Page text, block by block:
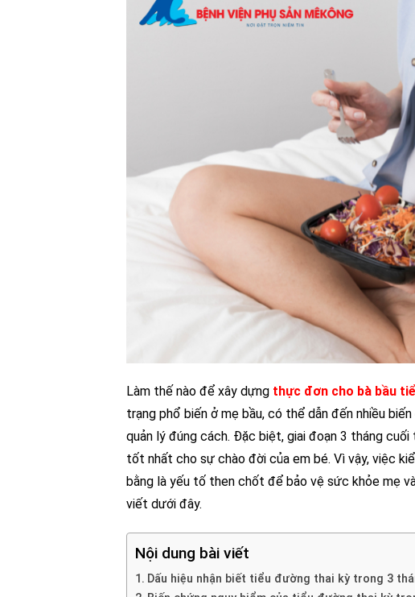
Làm thế nào để xây dựng thực đơn cho bà bầu
trạng phổ biến ở mẹ bầu, có thể dẫn đến nhiều
quản lý đúng cách. Đặc biệt, giai đoạn 3 tháng
tốt nhất cho sự chào đời của em bé. Vì vậy, việc
bằng là yếu tố then chốt để bảo vệ sức khỏe mẹ
viết dưới đây.
Nội dung bài viết
Dấu hiệu nhận biết tiểu đường thai kỳ trong 3